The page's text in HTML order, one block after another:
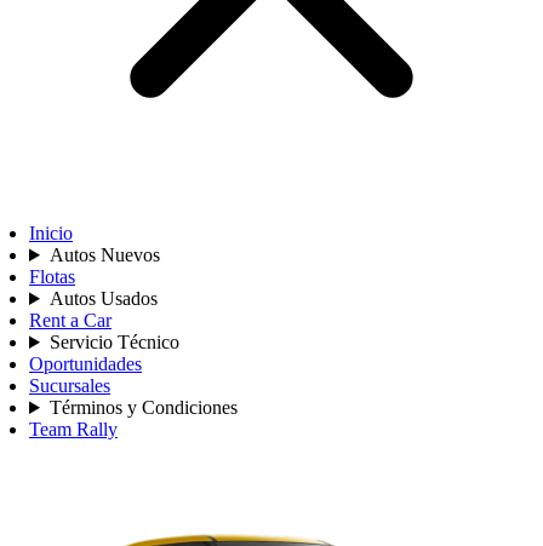
Inicio
Autos Nuevos
Flotas
Autos Usados
Rent a Car
Servicio Técnico
Oportunidades
Sucursales
Términos y Condiciones
Team Rally